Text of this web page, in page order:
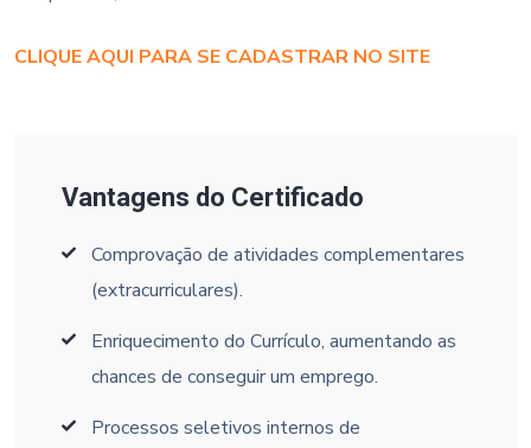
CLIQUE AQUI PARA SE CADASTRAR NO SITE
Vantagens do Certificado
Comprovação de atividades complementares
(extracurriculares).
Enriquecimento do Currículo, aumentando as
chances de conseguir um emprego.
Processos seletivos internos de